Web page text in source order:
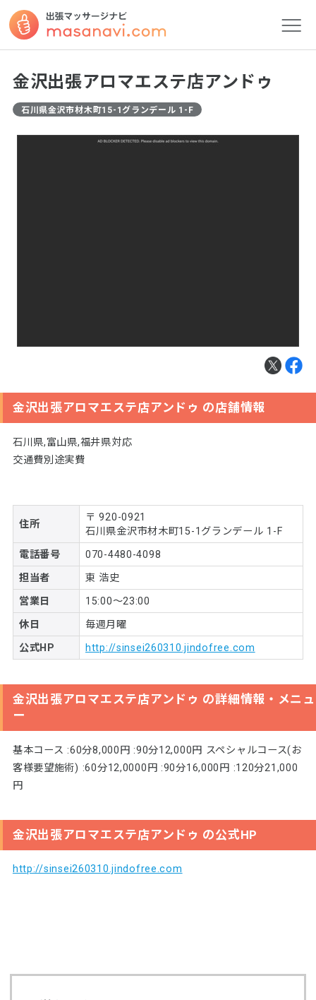
金沢出張アロマエステ店アンドゥ
石川県金沢市材木町15-1グランデール 1-F
金沢出張アロマエステ店アンドゥ の店舗情報
石川県,富山県,福井県対応
交通費別途実費
住所
〒 920-0921
石川県金沢市材木町15-1グランデール 1-F
電話番号 070-4480-4098
担当者 東 浩史
営業日 15:00〜23:00
休日 毎週月曜
公式HP http://sinsei260310.jindofree.com
金沢出張アロマエステ店アンドゥ の詳細情報・メニュ
ー
基本コース :60分8,000円 :90分12,000円 スペシャルコース(お
客様要望施術) :60分12,0000円 :90分16,000円 :120分21,000
円
金沢出張アロマエステ店アンドゥ の公式HP
http://sinsei260310.jindofree.com